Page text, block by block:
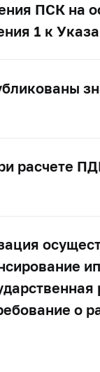
ПСК на
1 к
расчете
о